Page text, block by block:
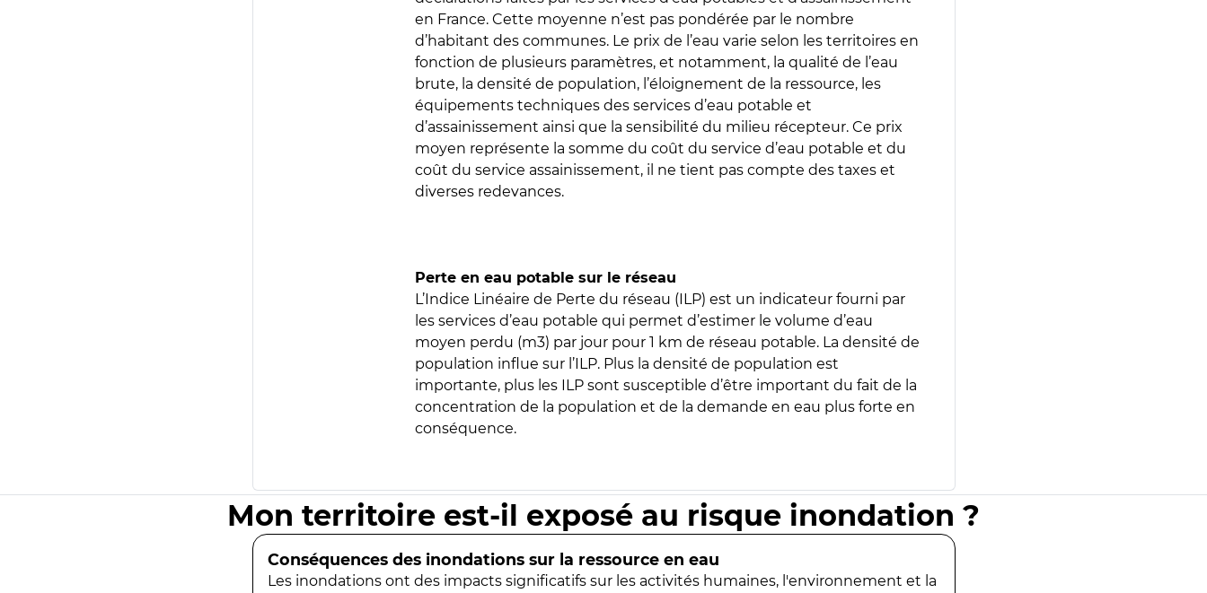
en France. Cette moyenne n’est pas pondérée par le nombre
d’habitant des communes. Le prix de l’eau varie selon les territoires en
fonction de plusieurs paramètres, et notamment, la qualité de l’eau
brute, la densité de population, l’éloignement de la ressource, les
équipements techniques des services d’eau potable et
d’assainissement ainsi que la sensibilité du milieu récepteur. Ce prix
moyen représente la somme du coût du service d’eau potable et du
coût du service assainissement, il ne tient pas compte des taxes et
diverses redevances.
Perte en eau potable sur le réseau
L’Indice Linéaire de Perte du réseau (ILP) est un indicateur fourni par
les services d’eau potable qui permet d’estimer le volume d’eau
moyen perdu (m3) par jour pour 1 km de réseau potable. La densité de
population influe sur l’ILP. Plus la densité de population est
importante, plus les ILP sont susceptible d’être important du fait de la
concentration de la population et de la demande en eau plus forte en
conséquence.
Mon territoire est-il exposé au risque inondation ?
Conséquences des inondations sur la ressource en eau
Les inondations ont des impacts significatifs sur les activités humaines, l'environnement et la